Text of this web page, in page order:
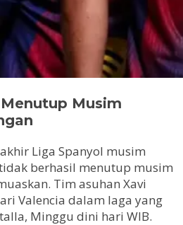
Musim
Liga Spanyol musim
berhasil menutup musim
Tim asuhan Xavi
Valencia dalam laga yang
Minggu dini hari WIB.